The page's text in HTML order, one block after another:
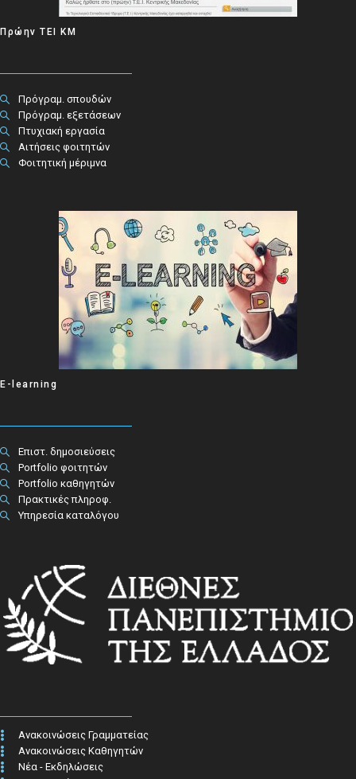
Πρώην ΤΕΙ ΚΜ
Πρόγραμ. σπουδών
Πρόγραμ. εξετάσεων
Πτυχιακή εργασία
Αιτήσεις φοιτητών
Φοιτητική μέριμνα
E-learning
Επιστ. δημοσιεύσεις
Portfolio φοιτητών
Portfolio καθηγητών
Πρακτικές πληροφ.​
Υπηρεσία καταλόγου
Ανακοινώσεις Γραμματείας
Ανακοινώσεις Καθηγητών
Νέα - Εκδηλώσεις